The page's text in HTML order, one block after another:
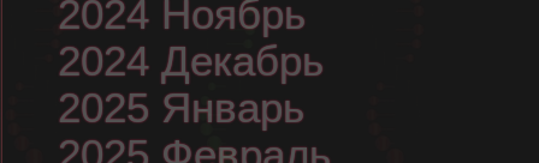
2024 Ноябрь
2024 Декабрь
2025 Январь